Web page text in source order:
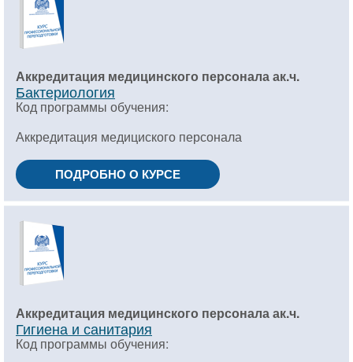
Аккредитация медицинского персонала ак.ч.
Бактериология
Код программы обучения:
Аккредитация медициского персонала
ПОДРОБНО О КУРСЕ
Аккредитация медицинского персонала ак.ч.
Гигиена и санитария
Код программы обучения: